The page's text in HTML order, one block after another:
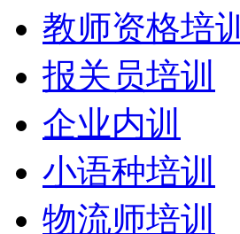
教师资格培训
报关员培训
企业内训
小语种培训
物流师培训